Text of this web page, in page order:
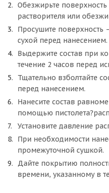
Обезжирьте
растворителя или
Просушите
сухой перед нанесением.
Выдержите состав при
течение 2 часов перед
Тщательно взболтайте
перед нанесением.
Нанесите состав
помощью
Установите давление
При необходимости
промежуточной сушкой.
Дайте покрытию
времени, указанному в